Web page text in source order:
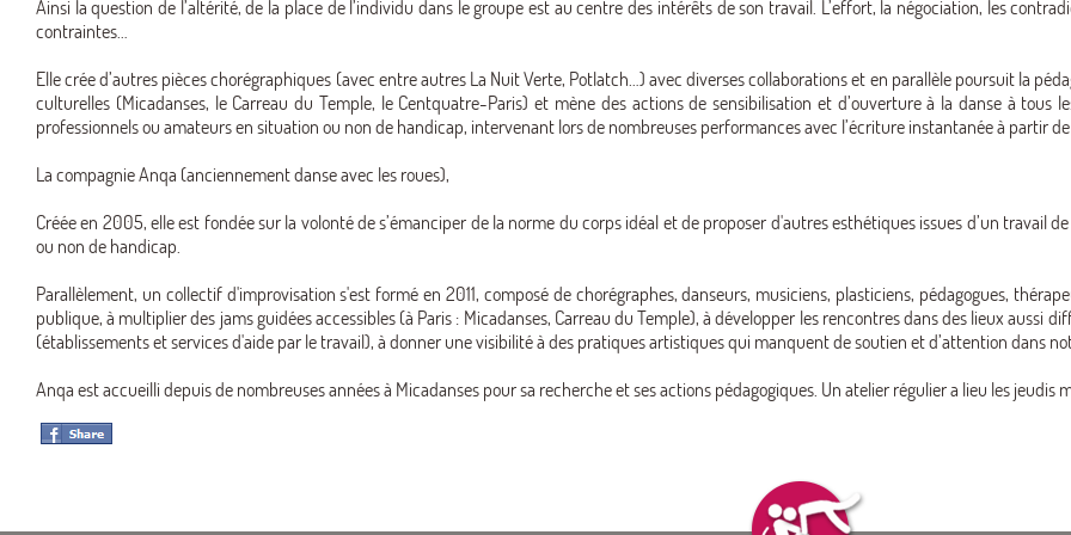
Ainsi la question de l’altérité, de la place de l’individu dans le groupe est au centre des intérêts de son travail. L’effort, la négociation, les
contraintes…
Elle crée d’autres pièces chorégraphiques (avec entre autres La Nuit Verte, Potlatch…) avec diverses collaborations et en parallèle poursuit la
culturelles (Micadanses, le Carreau du Temple, le Centquatre-Paris) et mène des actions de sensibilisation et d’ouverture à la danse à tous
professionnels ou amateurs en situation ou non de handicap, intervenant lors de nombreuses performances avec l’écriture instantanée à partir
La compagnie Anqa (anciennement danse avec les roues),
Créée en 2005, elle est fondée sur la volonté de s’émanciper de la norme du corps idéal et de proposer d'autres esthétiques issues d’un travail
ou non de handicap.
Parallèlement, un collectif d'improvisation s'est formé en 2011, composé de chorégraphes, danseurs, musiciens, plasticiens, pédagogues,
publique, à multiplier des jams guidées accessibles (à Paris : Micadanses, Carreau du Temple), à développer les rencontres dans des lieux aussi
(établissements et services d'aide par le travail), à donner une visibilité à des pratiques artistiques qui manquent de soutien et d’attention dans
Anqa est accueilli depuis de nombreuses années à Micadanses pour sa recherche et ses actions pédagogiques. Un atelier régulier a lieu les jeudis